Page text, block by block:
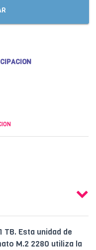
TB. Esta unidad de
M.2 2280 utiliza la